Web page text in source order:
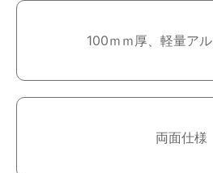
お問い合わせ
ONLINE
100ｍｍ厚、軽量ア
両面仕様